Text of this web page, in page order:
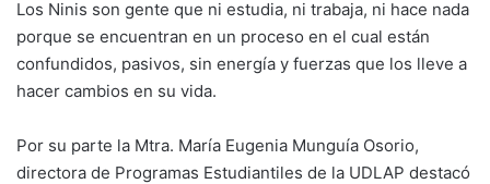
Los Ninis son gente que ni estudia, ni trabaja, ni hace nada
porque se encuentran en un proceso en el cual están
confundidos, pasivos, sin energía y fuerzas que los lleve a
hacer cambios en su vida.
Por su parte la Mtra. María Eugenia Munguía Osorio,
directora de Programas Estudiantiles de la UDLAP destacó